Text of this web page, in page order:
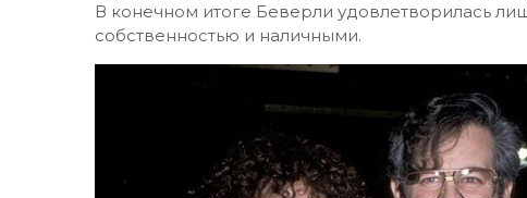
В конечном итоге Беверли удовлетворилась
собственностью и наличными.